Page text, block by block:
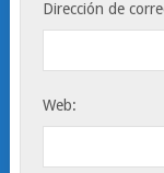
Dirección de
Web: